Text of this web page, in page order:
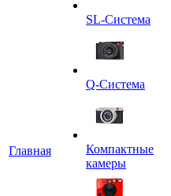
Главная
SL-Система
Q-Cистема
Компактные
камеры